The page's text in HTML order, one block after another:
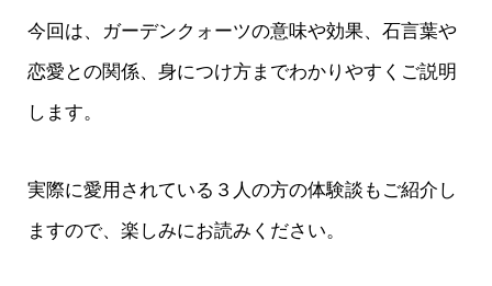
今回は、ガーデンクォーツの意味や効果、石言葉や
恋愛との関係、身につけ方までわかりやすくご説明
します。
実際に愛用されている３人の方の体験談もご紹介し
ますので、楽しみにお読みください。